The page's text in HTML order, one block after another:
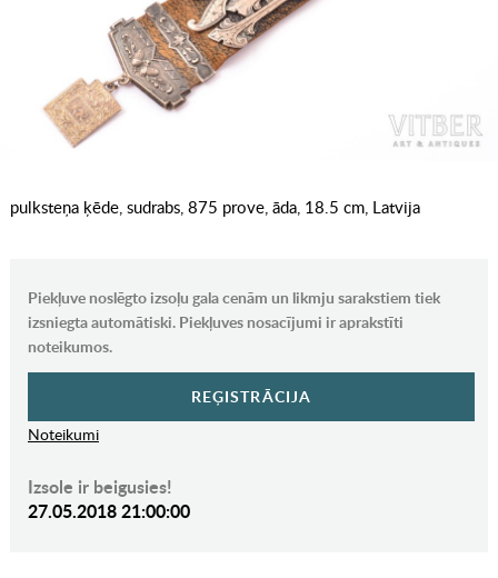
pulksteņa ķēde, sudrabs, 875 prove, āda, 18.5 cm, Latvija
Piekļuve noslēgto izsoļu gala cenām un likmju sarakstiem tiek
izsniegta automātiski. Piekļuves nosacījumi ir aprakstīti
noteikumos.
REĢISTRĀCIJA
Noteikumi
Izsole ir beigusies!
27.05.2018 21:00:00